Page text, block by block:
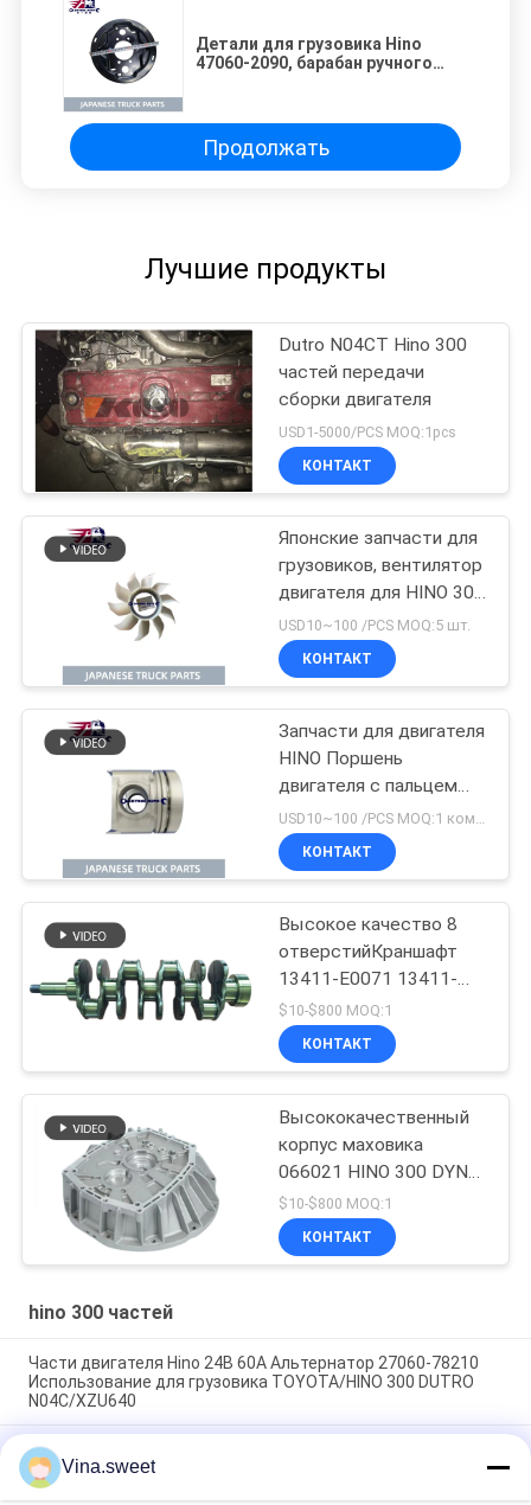
Детали для грузовика Hino
47060-2090, барабан ручного
Продолжать
Лучшие продукты
Dutro N04CT Hino 300
частей передачи
сборки двигателя
USD1-5000/PCS MOQ:1pcs
КОНТАКТ
Японские запчасти для
грузовиков, вентилятор
двигателя для HINO 300
DUTRO N04CT N04C
OEM 16361-78100
USD10~100 /PCS MOQ:5 шт.
КОНТАКТ
Запчасти для двигателя
HINO Поршень
двигателя с пальцем
для HINO 300 DUTRO
W04D OEM 13216-
E0020
КОНТАКТ
Высокое качество 8
отверстийКраншафт
13411-E0071 13411-
78080 HINO 300 Dutro
W04D N04CT
N04C/Toyota Для Hino
$10-$800 MOQ:1
КОНТАКТ
Высококачественный
корпус маховика
066021 HINO 300 DYNA
N04CT N04C для
деталей Hino 300
$10-$800 MOQ:1
КОНТАКТ
hino 300 частей
Части двигателя Hino 24В 60А Альтернатор 27060-78210
Использование для грузовика TOYOTA/HINO 300 DUTRO
N04C/XZU640
Части двигателя Hino Диск сцепления 31250-37171
3125037171 300 мм Использование для грузовика
TOYOTA/HINO 300 DUTRO N04C
Vina.sweet